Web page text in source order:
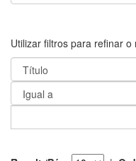
Utilizar filtros para refinar